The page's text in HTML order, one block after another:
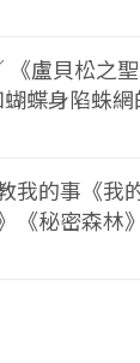
《盧貝松之
蝶身陷蛛
我的事《我
《秘密森林》